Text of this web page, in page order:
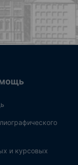
и курсовых